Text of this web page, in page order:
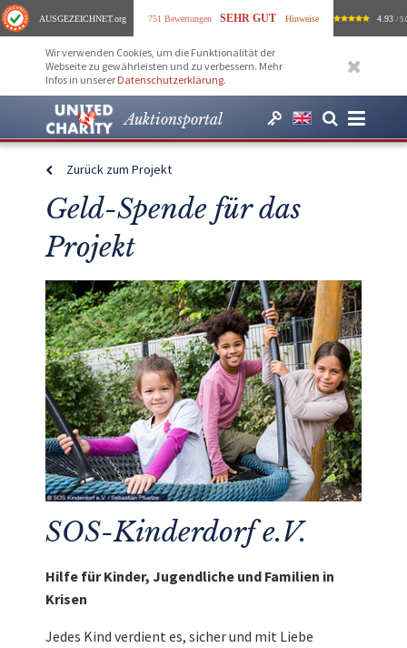
AUSGEZEICHNET.org 751 Bewertungen SEHR GUT Hinweise 4.93 /
Wir verwenden Cookies, um die Funktionalität der
Webseite zu gewährleisten und zu verbessern. Mehr
Infos in unserer Datenschutzerklärung.
Auktionsportal
Zurück zum Projekt
Geld-Spende für das
Projekt
SOS-Kinderdorf e.V.
Hilfe für Kinder, Jugendliche und Familien in
Krisen
Jedes Kind verdient es, sicher und mit Liebe